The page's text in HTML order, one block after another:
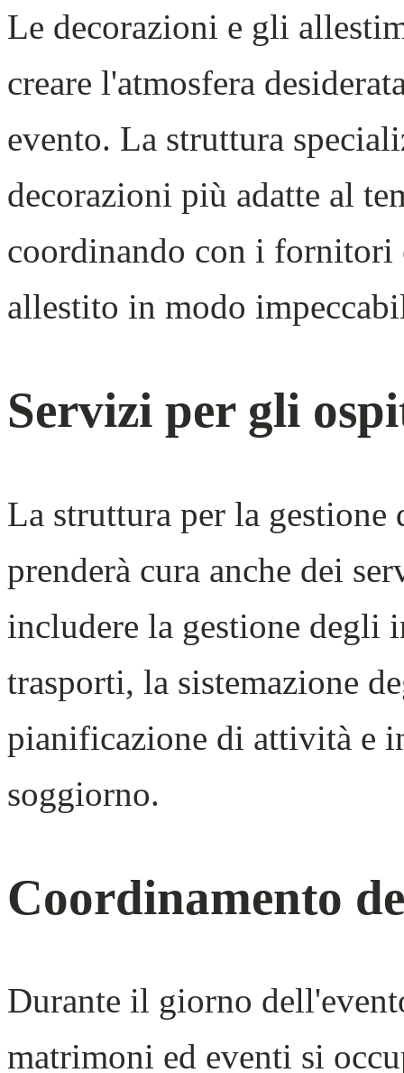
Le decorazioni e gli
creare l'atmosfera
evento. La struttura
decorazioni più adatte al
coordinando con i fornitori
allestito in modo
Servizi per gli
La struttura per la
prenderà cura anche dei
includere la gestione degli
trasporti, la sistemazione
pianificazione di attività e
soggiorno.
Coordinamento
Durante il giorno
matrimoni ed eventi si